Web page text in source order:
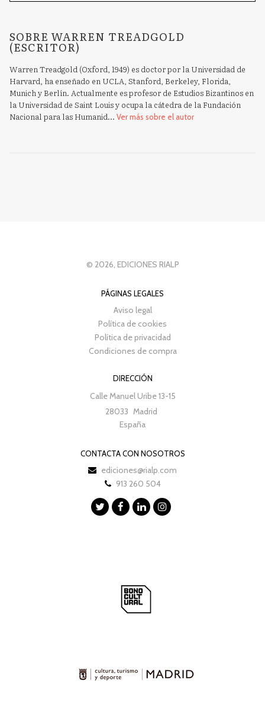
SOBRE WARREN TREADGOLD
(ESCRITOR)
Warren Treadgold (Oxford, 1949) es doctor por la Universidad de
Harvard, ha enseñado en UCLA, Stanford, Berkeley, Florida,
Munich y Berlín. Actualmente es profesor de Estudios Bizantinos en
la Universidad de Saint Louis y ocupa la cátedra de la Fundación
Nacional para las Humanid... Ver más sobre el autor
© 2026, EDICIONES RIALP
PÁGINAS LEGALES
Aviso legal
Política de cookies
Política de privacidad
Condiciones de compra
DIRECCIÓN
Calle Manuel Uribe 13-15
28033 Madrid
España
CONTACTA CON NOSOTROS
ediciones@rialp.com
913 260 504